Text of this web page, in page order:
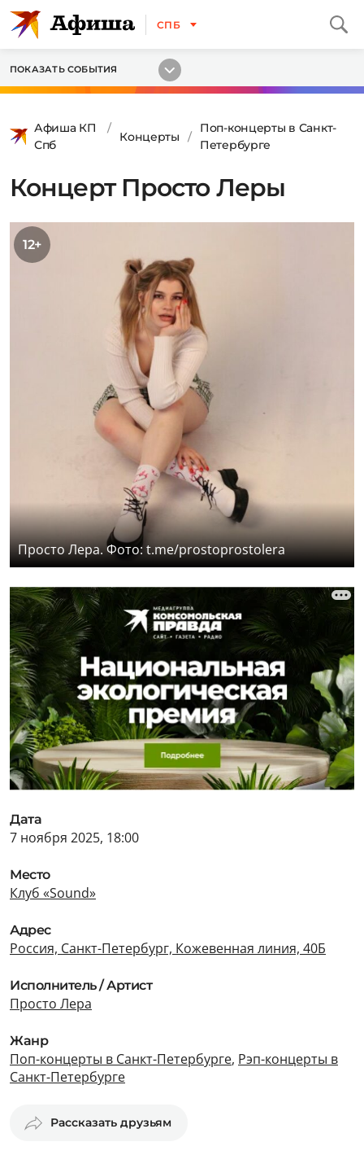
СПБ
ПОКАЗАТЬ СОБЫТИЯ
Афиша КП
Спб
Концерты
Поп-концерты в Санкт-
Петербурге
Концерт Просто Леры
12+
Просто Лера. Фото: t.me/prostoprostolera
Дата
7 ноября 2025, 18:00
Место
Клуб «Sound»
Адрес
Россия, Санкт-Петербург, Кожевенная линия, 40Б
Исполнитель / Артист
Просто Лера
Жанр
Поп-концерты в Санкт-Петербурге, Рэп-концерты в
Санкт-Петербурге
Рассказать друзьям